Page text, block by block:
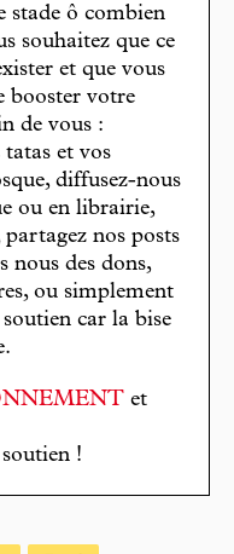
stade ô combien
souhaitez que ce
et que vous
booster votre
de vous :
tatas et vos
diffusez-nous
ou en librairie,
nos posts
nous des dons,
ou simplement
car la bise
et
!